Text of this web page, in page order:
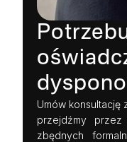
Umów konsultację
przejdźmy
zbędnych